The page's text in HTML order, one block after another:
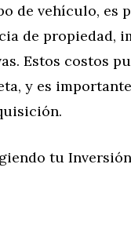
de vehículo, es
de propiedad,
Estos costos
y es
tu Inversión